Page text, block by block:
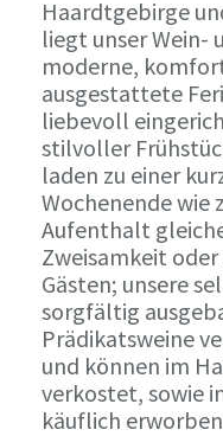
Haardtgebirge
liegt unser Wein-
moderne,
ausgestattete
liebevoll
stilvoller
laden zu einer
Wochenende wie
Aufenthalt
Zweisamkeit
Gästen; unsere
sorgfältig
Prädikatsweine
und können im
verkostet, sowie
käuflich